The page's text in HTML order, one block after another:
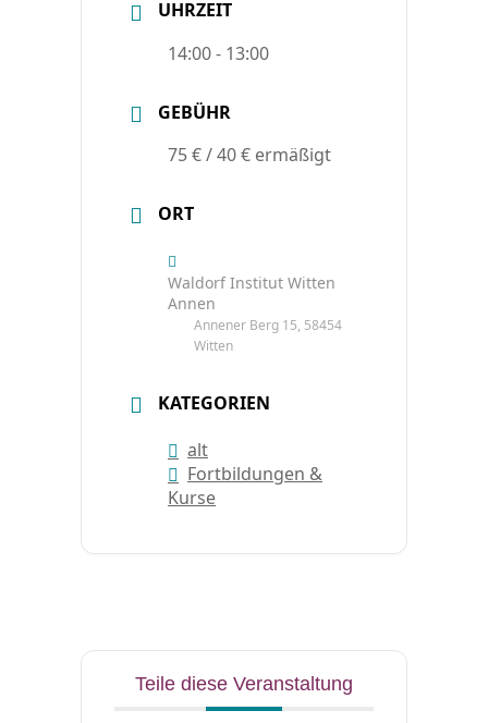
UHRZEIT
14:00 - 13:00
GEBÜHR
75 € / 40 € ermäßigt
ORT
Waldorf Institut Witten
Annen
Annener Berg 15, 58454
Witten
KATEGORIEN
alt
Fortbildungen &
Kurse
Teile diese Veranstaltung